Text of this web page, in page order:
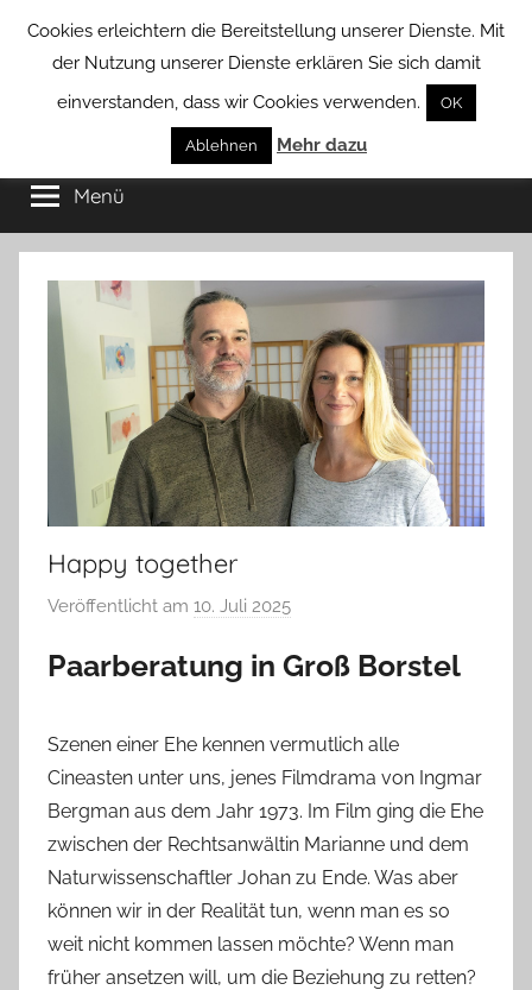
Borstel
von
Groß
Borstel
Menü
Happy together
Veröffentlicht am 10. Juli 2025
n
e
a
B
e
n
a
Paarberatung in Groß Borstel
Szenen einer Ehe kennen vermutlich alle
Cineasten unter uns, jenes Filmdrama von Ingmar
Bergman aus dem Jahr 1973. Im Film ging die Ehe
zwischen der Rechtsanwältin Marianne und dem
Naturwissenschaftler Johan zu Ende. Was aber
können wir in der Realität tun, wenn man es so
weit nicht kommen lassen möchte? Wenn man
früher ansetzen will, um die Beziehung zu retten?
Cookies erleichtern die Bereitstellung unserer Dienste. Mit
der Nutzung unserer Dienste erklären Sie sich damit
einverstanden, dass wir Cookies verwenden.
OK
Ablehnen Mehr dazu